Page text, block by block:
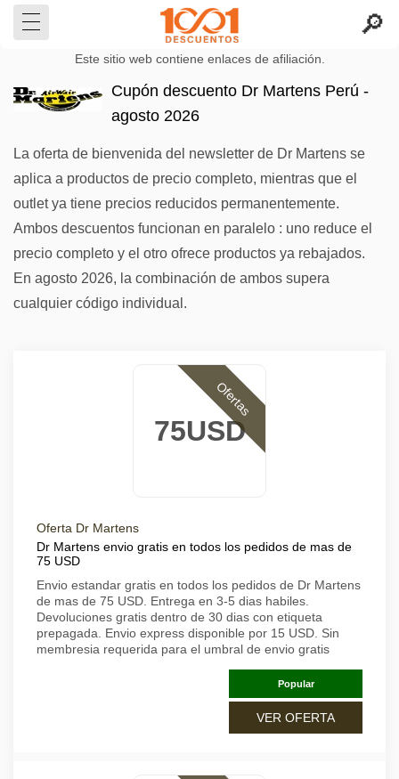
Este sitio web contiene enlaces de afiliación.
Cupón descuento Dr Martens Perú -
agosto 2026
La oferta de bienvenida del newsletter de Dr Martens se
aplica a productos de precio completo, mientras que el
outlet ya tiene precios reducidos permanentemente.
Ambos descuentos funcionan en paralelo : uno reduce el
precio completo y el otro ofrece productos ya rebajados.
En agosto 2026, la combinación de ambos supera
cualquier código individual.
75USD
Ofertas
Oferta Dr Martens
Dr Martens envio gratis en todos los pedidos de mas de
75 USD
Envio estandar gratis en todos los pedidos de Dr Martens
de mas de 75 USD. Entrega en 3-5 dias habiles.
Devoluciones gratis dentro de 30 dias con etiqueta
prepagada. Envio express disponible por 15 USD. Sin
membresia requerida para el umbral de envio gratis
Popular
VER OFERTA